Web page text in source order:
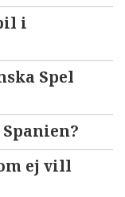
i
Spel
ej vill